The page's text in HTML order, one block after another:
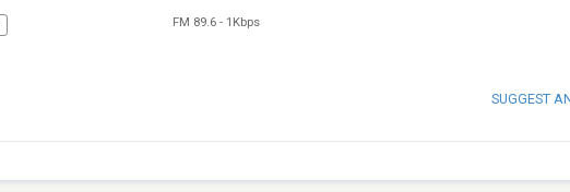
FM 89.6 - 1Kbps
SUGGEST